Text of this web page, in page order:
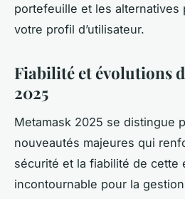
portefeuille et les alternatives
votre profil d’utilisateur.
Fiabilité et évolutions
2025
Metamask 2025 se distingue
nouveautés majeures qui
sécurité et la fiabilité de cette
incontournable pour la